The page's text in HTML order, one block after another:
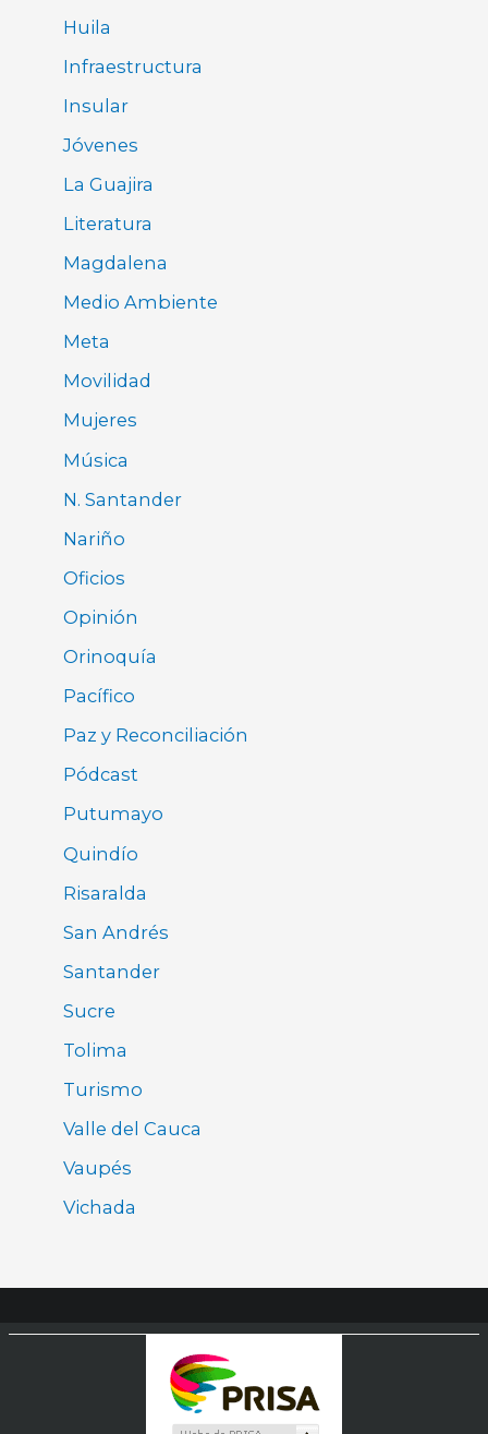
Huila
Infraestructura
Insular
Jóvenes
La Guajira
Literatura
Magdalena
Medio Ambiente
Meta
Movilidad
Mujeres
Música
N. Santander
Nariño
Oficios
Opinión
Orinoquía
Pacífico
Paz y Reconciliación
Pódcast
Putumayo
Quindío
Risaralda
San Andrés
Santander
Sucre
Tolima
Turismo
Valle del Cauca
Vaupés
Vichada